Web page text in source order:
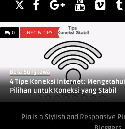
0 INFO & TIPS
Bella Sungkawa
4 Tipe Koneksi Internet: Mengetahui
Pilihan untuk Koneksi yang Stabil
Pin is a Stylish and Responsive